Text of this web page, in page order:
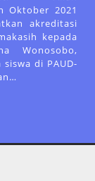
Oktober 2021
akreditasi
kepada
Wonosobo,
di PAUD-